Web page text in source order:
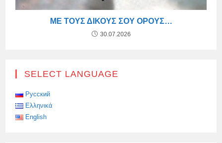
ΜΕ ΤΟΥΣ ΔΙΚΟΎΣ ΣΟΥ ΌΡΟΥΣ…
30.07.2026
SELECT LANGUAGE
Русский
Ελληνικά
English